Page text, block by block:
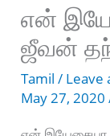
என்
ஜீவன்
Tamil / Leave
May 27, 2020